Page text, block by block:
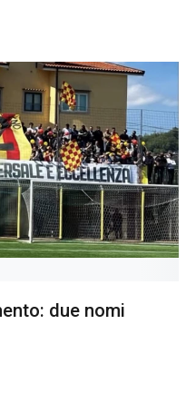
due nomi